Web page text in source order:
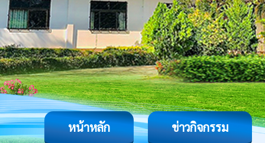
หน้าหลัก ข่าวกิจกรรม